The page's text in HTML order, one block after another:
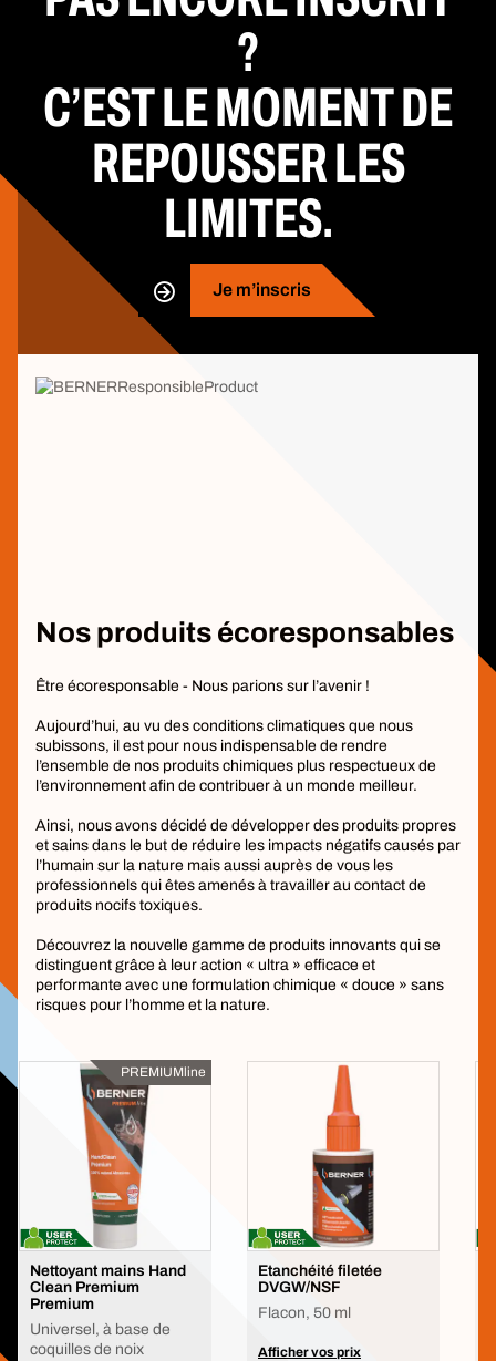
?
C’EST LE MOMENT DE
REPOUSSER LES
LIMITES.
Je m’inscris
Nos produits écoresponsables
Être écoresponsable - Nous parions sur l’avenir !
Aujourd’hui, au vu des conditions climatiques que nous
subissons, il est pour nous indispensable de rendre
l’ensemble de nos produits chimiques plus respectueux de
l’environnement afin de contribuer à un monde meilleur.
Ainsi, nous avons décidé de développer des produits propres
et sains dans le but de réduire les impacts négatifs causés par
l’humain sur la nature mais aussi auprès de vous les
professionnels qui êtes amenés à travailler au contact de
produits nocifs toxiques.
Découvrez la nouvelle gamme de produits innovants qui se
distinguent grâce à leur action « ultra » efficace et
performante avec une formulation chimique « douce » sans
risques pour l’homme et la nature.
PREMIUMline
Nettoyant mains Hand
Clean Premium
Premium
Universel, à base de
coquilles de noix
Etanchéité filetée
DVGW/NSF
Flacon, 50 ml
Afficher vos prix